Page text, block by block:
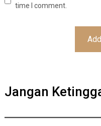
time I comment.
Jangan